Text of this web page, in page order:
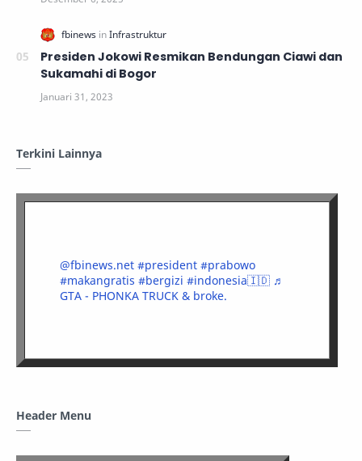
Presiden Jokowi Resmikan Bendungan Ciawi dan
Sukamahi di Bogor
Terkini Lainnya
@fbinews.net #president #prabowo
#makangratis #bergizi #indonesia🇮🇩 ♬
GTA - PHONKA TRUCK & broke.
Header Menu